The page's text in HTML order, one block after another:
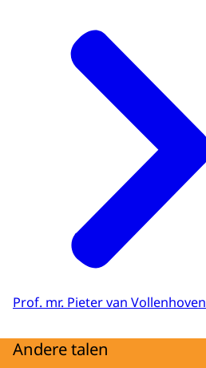
Prof. mr. Pieter van Vollenhoven
Andere talen